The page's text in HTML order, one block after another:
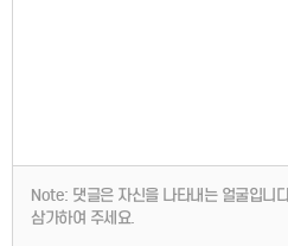
Note: 댓글은 자신을 나타내는 얼굴입니
삼가하여 주세요.